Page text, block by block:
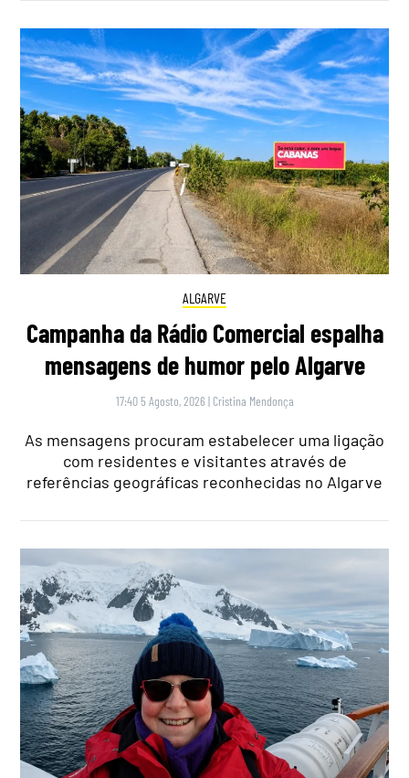
ALGARVE
Campanha da Rádio Comercial espalha
mensagens de humor pelo Algarve
17:40 5 Agosto, 2026 | Cristina Mendonça
As mensagens procuram estabelecer uma ligação
com residentes e visitantes através de
referências geográficas reconhecidas no Algarve